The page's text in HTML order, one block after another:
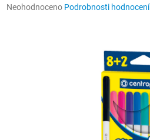
Průměrné
Neohodnoceno Podrobnosti hodnocení